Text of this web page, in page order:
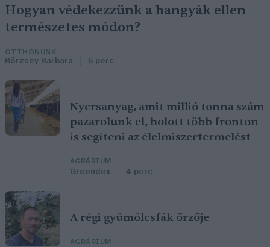
Hogyan védekezzünk a hangyák ellen
természetes módon?
OTTHONUNK
Börzsey Barbara 5 perc
Nyersanyag, amit millió tonna szám
pazarolunk el, holott több fronton
is segíteni az élelmiszertermelést
AGRÁRIUM
Greendex 4 perc
A régi gyümölcsfák őrzője
AGRÁRIUM